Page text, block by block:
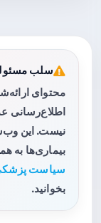
سلب
محتوای
اطلاع‌رسانی
نیست. این
بیماری‌ها به
سیاست
بخوانید.